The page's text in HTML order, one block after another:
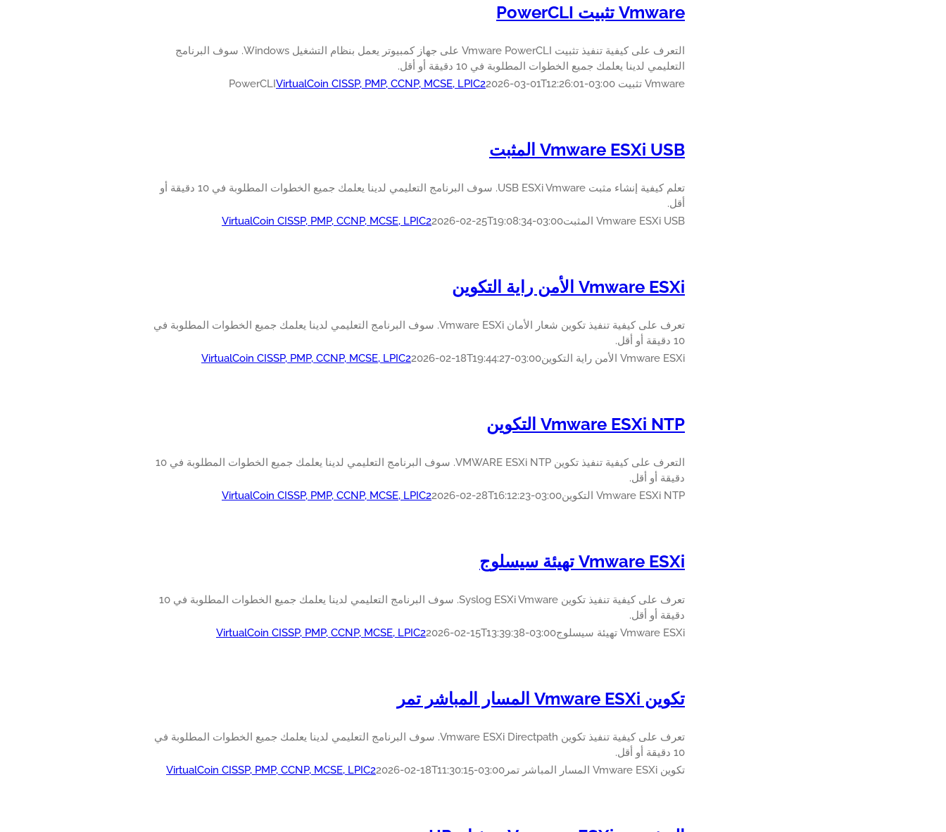
Vmware تثبيت PowerCLI
التعرف على كيفية تنفيذ تثبيت Vmware PowerCLI على جهاز كمبيوتر يعمل بنظام التشغيل Windows. سوف البرنامج
التعليمي لدينا يعلمك جميع الخطوات المطلوبة في 10 دقيقة أو أقل.
Vmware تثبيت PowerCLI
VirtualCoin CISSP, PMP, CCNP, MCSE, LPIC22026-03-01T12:26:01-03:00
Vmware ESXi USB المثبت
تعلم كيفية إنشاء مثبت USB ESXi Vmware. سوف البرنامج التعليمي لدينا يعلمك جميع الخطوات المطلوبة في 10 دقيقة أو
أقل.
Vmware ESXi USB المثبت
VirtualCoin CISSP, PMP, CCNP, MCSE, LPIC22026-02-25T19:08:34-03:00
Vmware ESXi الأمن راية التكوين
تعرف على كيفية تنفيذ تكوين شعار الأمان Vmware ESXi. سوف البرنامج التعليمي لدينا يعلمك جميع الخطوات المطلوبة في
10 دقيقة أو أقل.
Vmware ESXi الأمن راية التكوين
VirtualCoin CISSP, PMP, CCNP, MCSE, LPIC22026-02-18T19:44:27-03:00
Vmware ESXi NTP التكوين
التعرف على كيفية تنفيذ تكوين VMWARE ESXi NTP. سوف البرنامج التعليمي لدينا يعلمك جميع الخطوات المطلوبة في 10
دقيقة أو أقل.
Vmware ESXi NTP التكوين
VirtualCoin CISSP, PMP, CCNP, MCSE, LPIC22026-02-28T16:12:23-03:00
Vmware ESXi تهيئة سيسلوج
تعرف على كيفية تنفيذ تكوين Syslog ESXi Vmware. سوف البرنامج التعليمي لدينا يعلمك جميع الخطوات المطلوبة في 10
دقيقة أو أقل.
Vmware ESXi تهيئة سيسلوج
VirtualCoin CISSP, PMP, CCNP, MCSE, LPIC22026-02-15T13:39:38-03:00
تكوين Vmware ESXi المسار المباشر تمر
تعرف على كيفية تنفيذ تكوين Vmware ESXi Directpath. سوف البرنامج التعليمي لدينا يعلمك جميع الخطوات المطلوبة في
10 دقيقة أو أقل.
تكوين Vmware ESXi المسار المباشر تمر
VirtualCoin CISSP, PMP, CCNP, MCSE, LPIC22026-02-18T11:30:15-03:00